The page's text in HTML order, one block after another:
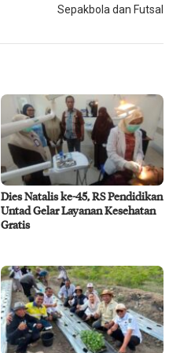
Sepakbola dan Futsal
Dies Natalis ke-45, RS Pendidikan
Untad Gelar Layanan Kesehatan
Gratis